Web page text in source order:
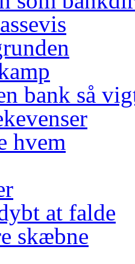
bank så
hvem
at falde
skæbne